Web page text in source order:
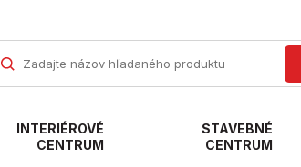
INTERIÉROVÉ
CENTRUM
STAVEBNÉ
CENTRUM